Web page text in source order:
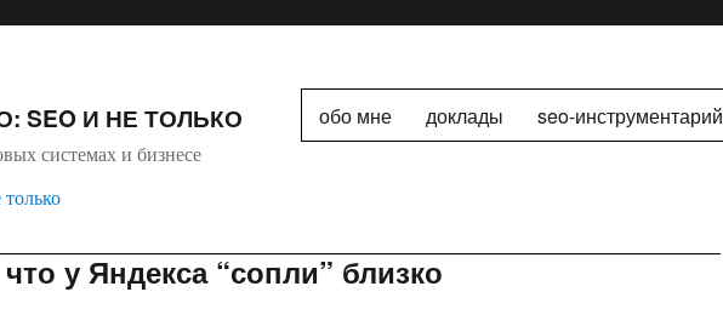
SEO И НЕ ТОЛЬКО
системах и бизнесе
обо мне доклады seo-инструментарий
у Яндекса “сопли” близко